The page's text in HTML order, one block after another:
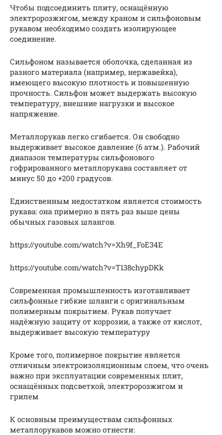
Чтобы подсоединить плиту, оснащённую
электророзжигом, между краном и сильфоновым
рукавом необходимо создать изолирующее
соединение.
Сильфоном называется оболочка, сделанная из
разного материала (например, нержавейка),
имеющего высокую плотность и повышенную
прочность. Сильфон может выдержать высокую
температуру, внешние нагрузки и высокое
напряжение.
Металлорукав легко сгибается. Он свободно
выдерживает высокое давление (6 атм.). Рабочий
диапазон температуры сильфонового
гофрированного металлорукава составляет от
минус 50 до +200 градусов.
Единственным недостатком является стоимость
рукава: она примерно в пять раз выше цены
обычных газовых шлангов.
https://youtube.com/watch?v=Xh9f_FoE34E
https://youtube.com/watch?v=T138chypDKk
Современная промышленность изготавливает
сильфонные гибкие шланги с оригинальным
полимерным покрытием. Рукав получает
надёжную защиту от коррозии, а также от кислот,
выдерживает высокую температуру
Кроме того, полимерное покрытие является
отличным электроизоляционным слоем, что очень
важно при эксплуатации современных плит,
оснащённых подсветкой, электророзжигом и
грилем
К основным преимуществам сильфонных
металлорукавов можно отнести: